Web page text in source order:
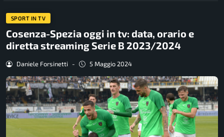
SPORT IN TV
Cosenza-Spezia oggi in tv: data, orario e
diretta streaming Serie B 2023/2024
Daniele Forsinetti - 5 Maggio 2024